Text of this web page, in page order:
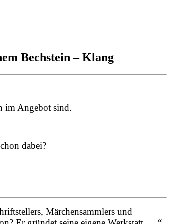
Bechstein – Klang
im Angebot sind.
dabei?
Märchensammlers und